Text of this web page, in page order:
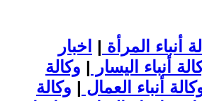
أنباء المرأة | اخبار
أنباء اليسار | وكالة
أنباء العمال | وكالة